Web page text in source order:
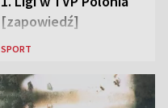
[zapowiedź]
SPORT